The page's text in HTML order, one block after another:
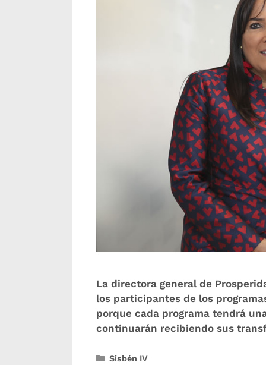
La directora general de
los participantes de los
porque cada programa tendrá
continuarán recibiendo sus
Sisbén IV